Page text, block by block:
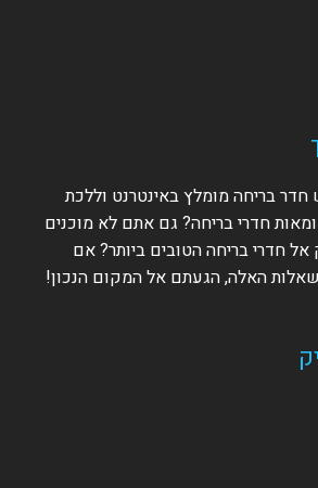
בריחה מומלץ באינטרנט וללכת
חדרי בריחה? גם אתם לא מוכנים
חדרי בריחה הטובים ביותר? אם
האלה, הגעתם אל המקום הנכון!